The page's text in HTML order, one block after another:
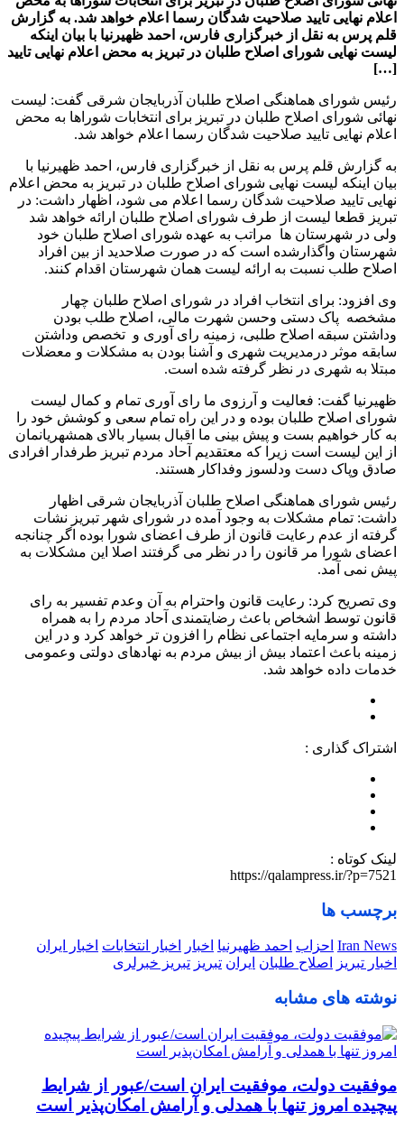
اعلام نهایی تایید صلاحیت شدگان رسما اعلام خواهد شد. به گزارش
قلم پرس به نقل از خبرگزاری فارس، احمد ظهیرنیا با بیان اینکه
لیست نهایی شورای اصلاح طلبان در تبریز به محض اعلام نهایی تایید
[…]
رئیس شورای هماهنگی اصلاح طلبان آذربایجان شرقی گفت: لیست
نهائی شورای اصلاح طلبان در تبریز برای انتخابات شوراها به محض
اعلام نهایی تایید صلاحیت شدگان رسما اعلام خواهد شد.
به گزارش قلم پرس به نقل از خبرگزاری فارس، احمد ظهیرنیا با
بیان اینکه لیست نهایی شورای اصلاح طلبان در تبریز به محض اعلام
نهایی تایید صلاحیت شدگان رسما اعلام می شود، اظهار داشت: در
تبریز قطعا لیست از طرف شورای اصلاح طلبان ارائه خواهد شد
ولی در شهرستان ها مراتب به عهده شورای اصلاح طلبان خود
شهرستان واگذارشده است که در صورت صلاحدید از بین افراد
اصلاح طلب نسبت به ارائه لیست همان شهرستان اقدام کنند.
وی افزود: برای انتخاب افراد در شورای اصلاح طلبان چهار
مشخصه پاک دستی وحسن شهرت مالی، اصلاح طلب بودن
وداشتن سبقه اصلاح طلبی، زمینه رای آوری و تخصص وداشتن
سابقه موثر درمدیریت شهری و آشنا بودن به مشکلات و معضلات
مبتلا به شهری در نظر گرفته شده است.
ظهیرنیا گفت: فعالیت و آرزوی ما رای آوری تمام و کمال لیست
شورای اصلاح طلبان بوده و در این راه تمام سعی و کوشش خود را
به کار خواهیم بست و پیش بینی ما اقبال بسیار بالای همشهریانمان
از این لیست است زیرا که معتقدیم آحاد مردم تبریز طرفدار افرادی
صادق وپاک دست ودلسوز وفداکار هستند.
رئیس شورای هماهنگی اصلاح طلبان آذربایجان شرقی اظهار
داشت: تمام مشکلات به وجود آمده در شورای شهر تبریز نشات
گرفته از عدم رعایت قانون از طرف اعضای شورا بوده اگر چنانجه
اعضای شورا مر قانون را در نظر می گرفتند اصلا این مشکلات به
پیش نمی آمد.
وی تصریح کرد: رعایت قانون واحترام به آن وعدم تفسیر به رای
قانون توسط اشخاص باعث رضایتمندی آحاد مردم را به همراه
داشته و سرمایه اجتماعی نظام را افزون تر خواهد کرد و در این
زمینه باعث اعتماد بیش از بیش مردم به نهادهای دولتی وعمومی
خدمات داده خواهد شد.
اشتراک گذاری :
لینک کوتاه :
https://qalampress.ir/?p=7521
برچسب ها
Iran News احزاب احمد ظهیرنیا اخبار اخبار انتخابات اخبار ایران
اخبار تبریز
اصلاح طلبان ایران تبریز تبریز خبرلری
نوشته های مشابه
موفقیت دولت، موفقیت ایران است/عبور از شرایط
پیچیده امروز تنها با همدلی و آرامش امکان‌پذیر است